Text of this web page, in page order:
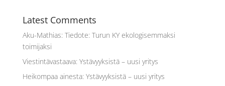
Latest Comments
Aku-Mathias: Tiedote: Turun KY ekologisemmaksi
toimijaksi
Viestintävastaava: Ystävyyksistä – uusi yritys
Heikompaa ainesta: Ystävyyksistä – uusi yritys